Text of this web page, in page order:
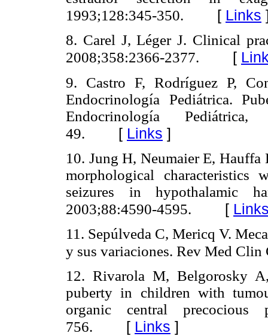
1993;128:345-350. [ Links
8. Carel J, Léger J. Clinical
2008;358:2366-2377. [
9. Castro F, Rodríguez P,
Endocrinología Pediátrica.
Endocrinología
49. [ Links ]
10. Jung H, Neumaier E,
morphological characteristics
seizures in hypothalamic
2003;88:4590-4595. [
11. Sepúlveda C, Mericq V.
y sus variaciones. Rev Med Clin
12. Rivarola M, Belgorosky
puberty in children with
organic central precocious
756. [ Links ]